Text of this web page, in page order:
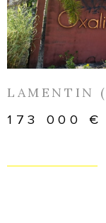
LAMENTIN
173 000 €